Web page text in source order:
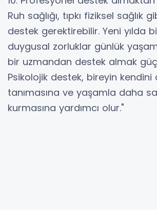
Ruh sağlığı, tıpkı fiziksel sağlık
destek gerektirebilir. Yeni yılda
duygusal zorluklar günlük
bir uzmandan destek almak
Psikolojik destek, bireyin kendini
tanımasına ve yaşamla daha
kurmasına yardımcı olur."